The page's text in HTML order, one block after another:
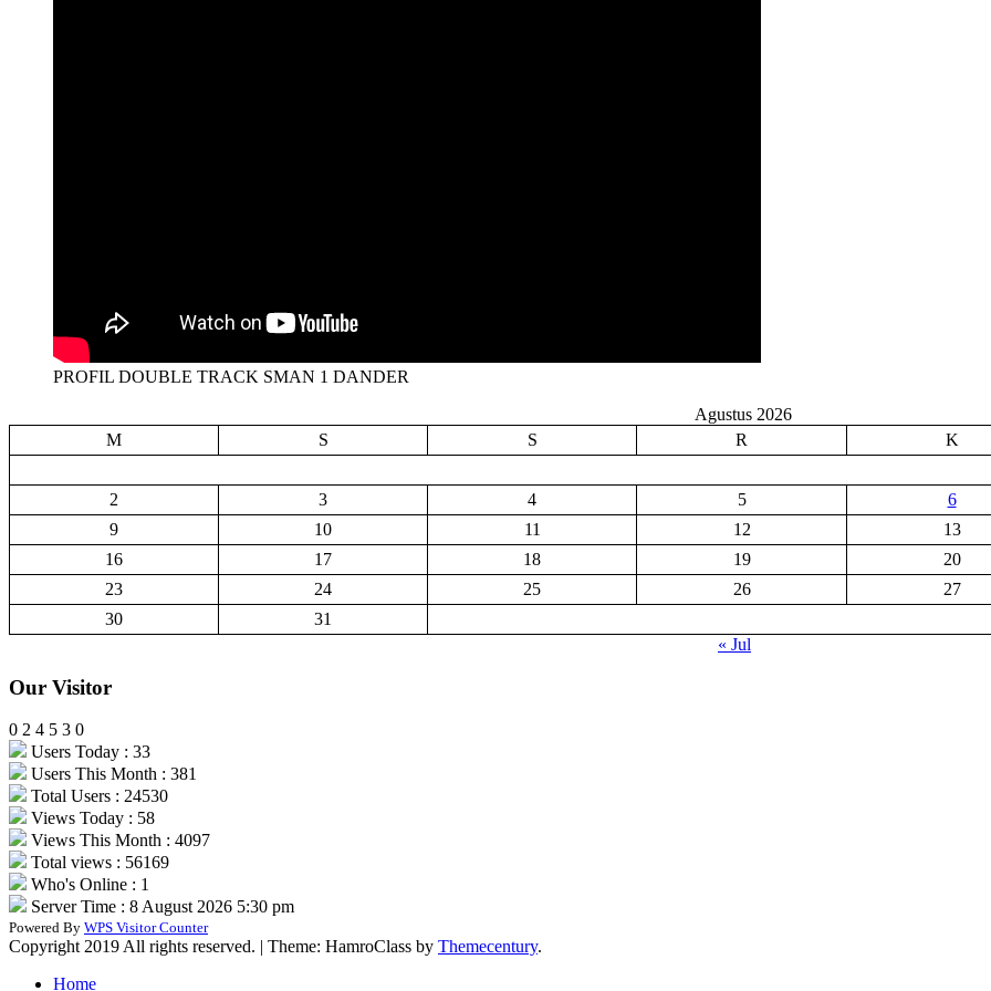
PROFIL DOUBLE TRACK SMAN 1 DANDER
Agustus 2026
M
S S R K
2
3 4 5 6
9
10 11 12 13
16
17 18 19 20
23
24 25 26 27
30
31
« Jul
Our Visitor
0 2 4 5 3 0
Users Today : 33
Users This Month : 381
Total Users : 24530
Views Today : 58
Views This Month : 4097
Total views : 56169
Who's Online : 1
Server Time : 8 August 2026 5:30 pm
Powered By WPS Visitor Counter
Copyright 2019 All rights reserved. | Theme: HamroClass by Themecentury.
Home